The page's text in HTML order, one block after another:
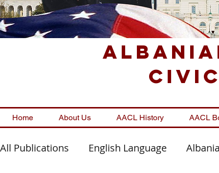
Home About Us AACL History AACL
All Publications English Language